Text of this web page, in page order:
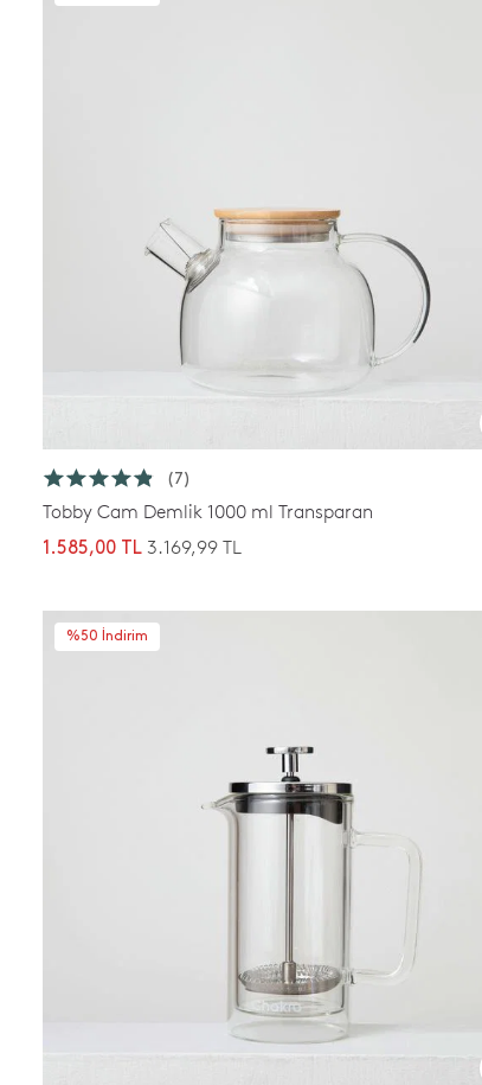
(7)
Tobby Cam Demlik 1000 ml Transparan
1.585,00 TL 3.169,99 TL
%50 İndirim